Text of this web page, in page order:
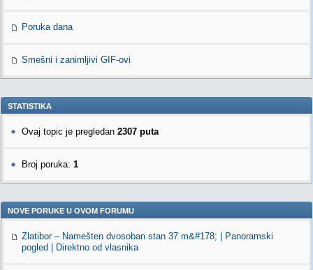
Poruka dana
Smešni i zanimljivi GIF-ovi
STATISTIKA
Ovaj topic je pregledan 2307 puta
Broj poruka: 1
NOVE PORUKE U OVOM FORUMU
Zlatibor – Namešten dvosoban stan 37 m&#178; | Panoramski
pogled | Direktno od vlasnika